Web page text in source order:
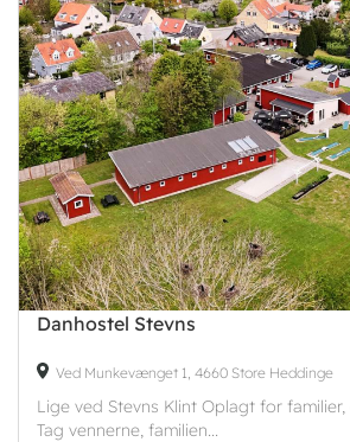
Danhostel Stevns
Ved Munkevænget 1, 4660 Store Heddinge
Lige ved Stevns Klint Oplagt for
Tag vennerne, familien...